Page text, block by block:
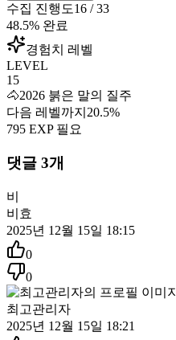
수집 진행도16 /33
48.5% 완료
경험치 레벨
LEVEL
15
🐴2026 붉은 말의 질주
다음 레벨까지 20.5%
795 EXP 필요
댓글 3개
비
비효
2025년 12월 15일 18:15
0
0
최고관리자
2025년 12월 15일 18:21